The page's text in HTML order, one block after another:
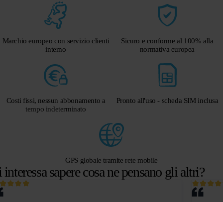
Marchio europeo con servizio clienti
interno
Sicuro e conforme al 100% alla
normativa europea
Costi fissi, nessun abbonamento a
tempo indeterminato
Pronto all'uso - scheda SIM inclusa
GPS globale tramite rete mobile
sapere cosa ne pensano gli altri?